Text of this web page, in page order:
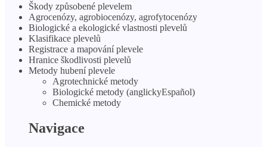
Škody způsobené plevelem
Agrocenózy, agrobiocenózy, agrofytocenózy
Biologické a ekologické vlastnosti plevelů
Klasifikace plevelů
Registrace a mapování plevele
Hranice škodlivosti plevelů
Metody hubení plevele
Agrotechnické metody
Biologické metody (anglickyEspañol)
Chemické metody
Navigace